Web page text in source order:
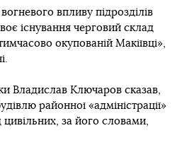
впливу підрозділів
існування черговий склад
окупованій Макіївці»,
Владислав Ключаров сказав,
районної «адміністрації»
цивільних, за його словами,